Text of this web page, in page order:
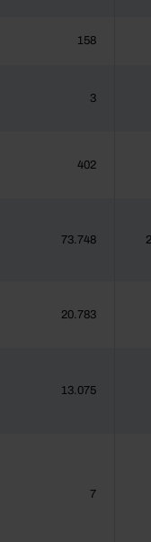
158
3
402
73.748
20.783
13.075
7